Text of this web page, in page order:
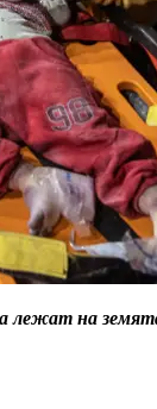
лежат на